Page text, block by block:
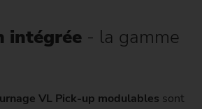
intégrée - la gamme
VL Pick-up modulables sont